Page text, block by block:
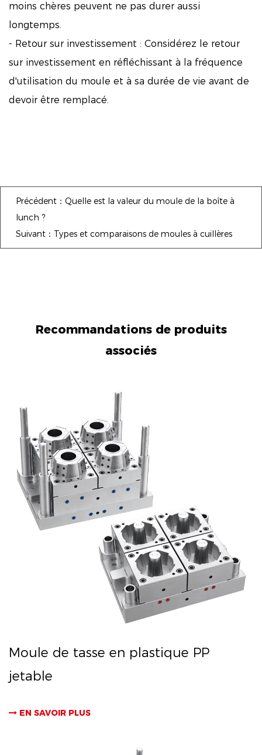
moins chères peuvent ne pas durer aussi
longtemps.
- Retour sur investissement : Considérez le retour
sur investissement en réfléchissant à la fréquence
d'utilisation du moule et à sa durée de vie avant de
devoir être remplacé.
Précédent：Quelle est la valeur du moule de la boîte à
lunch ?
Suivant：Types et comparaisons de moules à cuillères
Recommandations de produits
associés
Moule de tasse en plastique PP
jetable
EN SAVOIR PLUS